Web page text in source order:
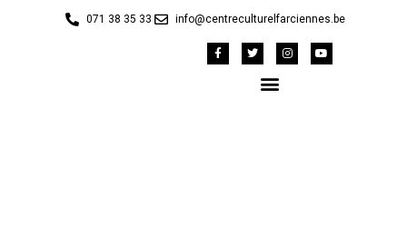
071 38 35 33 info@centreculturelfarciennes.be